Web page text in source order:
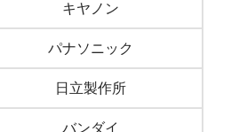
キヤノン
パナソニック
日立製作所
バンダイ